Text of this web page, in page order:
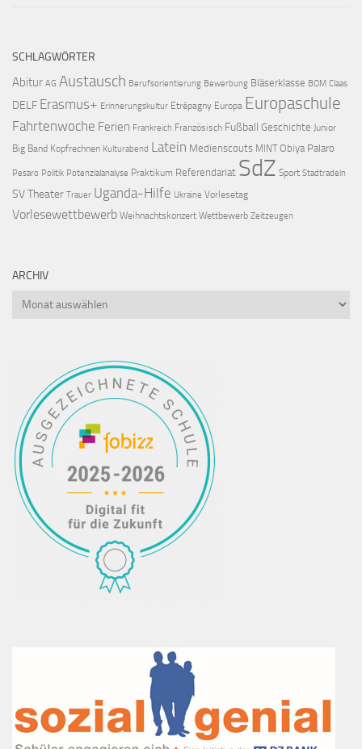
SCHLAGWÖRTER
Abitur AG Austausch Berufsorientierung Bewerbung Bläserklasse BOM Claas
DELF Erasmus+ Erinnerungskultur Etrépagny Europa Europaschule
Fahrtenwoche Ferien Frankreich Französisch Fußball Geschichte Junior
Big Band Kopfrechnen Kulturabend Latein Medienscouts MINT Obiya Palaro
Pesaro Politik Potenzialanalyse Praktikum Referendariat SdZ Sport Stadtradeln
SVTheater Trauer Uganda-Hilfe Ukraine Vorlesetag
Vorlesewettbewerb Weihnachtskonzert Wettbewerb Zeitzeugen
ARCHIV